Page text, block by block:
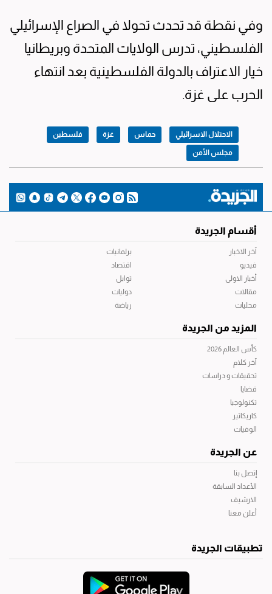
وفي نقطة قد تحدث تحولا في الصراع الإسرائيلي
الفلسطيني، تدرس الولايات المتحدة وبريطانيا
خيار الاعتراف بالدولة الفلسطينية بعد انتهاء
الحرب على غزة.
الاحتلال الاسرائيلي حماس غزة فلسطين
مجلس الأمن
أقسام الجريدة
آخر الاخبار
فيديو
أخبار الاولى
مقالات
محليات
برلمانيات
اقتصاد
توابل
دوليات
رياضة
المزيد من الجريدة
كأس العالم 2026
آخر كلام
تحقيقات و دراسات
قضايا
تكنولوجيا
كاريكاتير
الوفيات
عن الجريدة
إتصل بنا
الأعداد السابقة
الارشيف
أعلن معنا
تطبيقات الجريدة